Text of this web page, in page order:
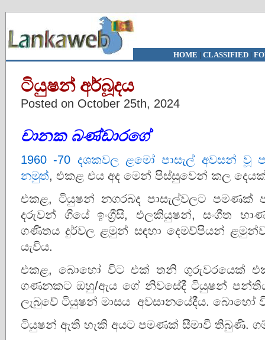
HOME | CLASSIFIED|
ටියුෂන් අර්බූදය
Posted on October 25th, 2024
චානක බණ්ඩාරගේ
1960 -70 දශකවල ළමෝ පාසැල් අවසන්
නමුත්, එකළ එය අද මෙන් පිස්සුවෙන් කල
එකළ, ටියුෂන් නගරබද පාසැල්වලට පමණක්
දරුවන් ගියේ ඉංග්‍රීසි, එලකියුෂන්, සංගීත
ගණිතය දුර්වල ළමුන් සඳහා දෙමව්පියන්
යැවිය.
එකළ, බොහෝ විට එක් තනි ගුරුවරයෙක්
ගණනකට ඔහු/ඇය ගේ නිවසේදී ටියුෂන්
ලැබුවේ ටියුෂන් මාසය අවසානයේදීය. බොහෝ
ටියුෂන් ඇති හැකි අයට පමණක් සීමාවී තිබුණි.